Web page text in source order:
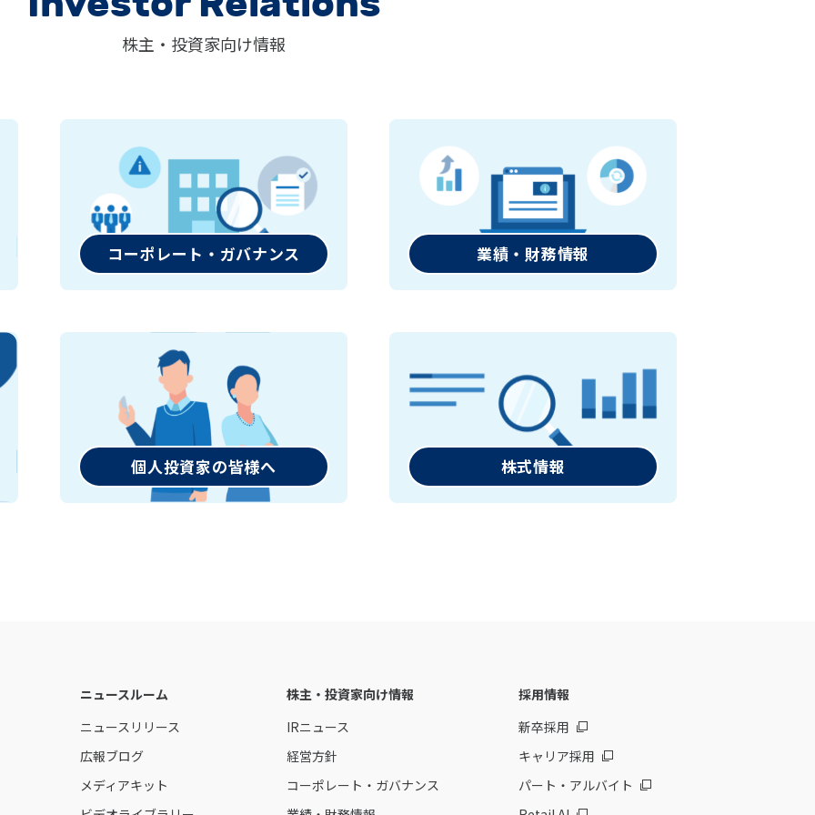
株主・投資家向け情報
コーポレート・ガバナンス 業績・財務情報
個人投資家の皆様へ 株式情報
ニュースルーム
ニュースリリース
広報ブログ
メディアキット
株主・投資家向け情報
IRニュース
経営方針
コーポレート・ガバナンス
採用情報
新卒採用
キャリア採用
パート・アルバイト